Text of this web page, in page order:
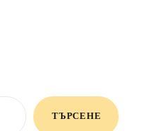
ТЪРСЕНЕ